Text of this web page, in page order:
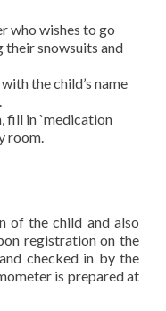
who wishes to go
their snowsuits and
the child’s name
fill in `medication
room.
of the child and also
registration on the
checked in by the
is prepared at